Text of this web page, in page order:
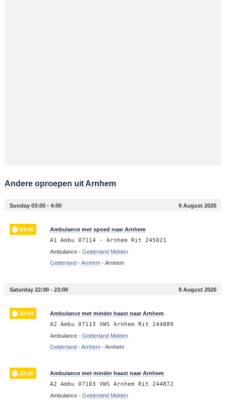
Andere oproepen uit Arnhem
Sunday 03:00 - 4:00 9 August 2026
03:49 Ambulance met spoed naar Arnhem
A1 Ambu 07114 - Arnhem Rit 245021
Ambulance - Gelderland Midden
Gelderland -Arnhem-Arnhem
Saturday 22:00 - 23:00 8 August 2026
22:54 Ambulance met minder haast naar Arnhem
A2 Ambu 07113 VWS Arnhem Rit 244889
Ambulance - Gelderland Midden
Gelderland -Arnhem-Arnhem
22:25 Ambulance met minder haast naar Arnhem
A2 Ambu 07103 VWS Arnhem Rit 244872
Ambulance - Gelderland Midden